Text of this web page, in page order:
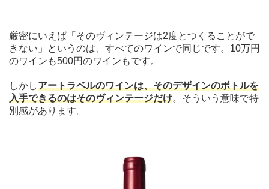
厳密にいえば「そのヴィンテージは2度とつくることがで
きない」というのは、すべてのワインで同じです。10万円
のワインも500円のワインもです。
しかしアートラベルのワインは、そのデザインのボトルを
入手できるのはそのヴィンテージだけ。そういう意味で特
別感があります。